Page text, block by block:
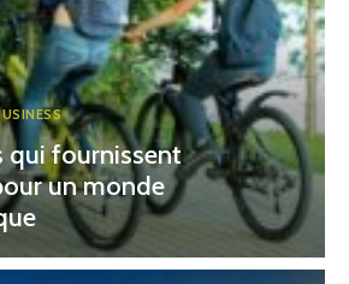
qui fournissent
un monde